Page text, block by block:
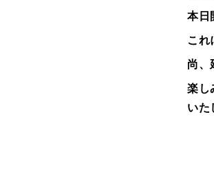
本日
これ
尚、
楽し
いた